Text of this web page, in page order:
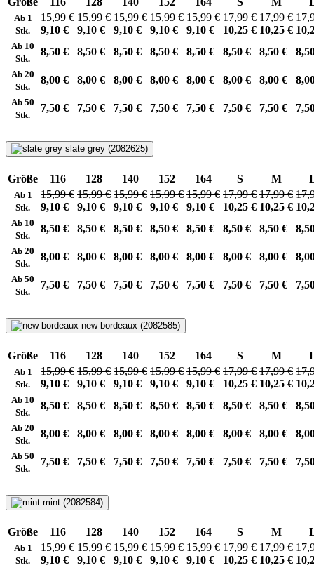
Ab 1
Stk.
15,99 €
9,10 €
15,99 €
9,10 €
15,99 €
9,10 €
15,99 €
9,10 €
15,99 €
9,10 €
17,99 €
10,25 €
17,99 €
10,25 €
Ab 10
Stk.
8,50 € 8,50 € 8,50 € 8,50 € 8,50 € 8,50 € 8,50 €
Ab 20
Stk.
8,00 € 8,00 € 8,00 € 8,00 € 8,00 € 8,00 € 8,00 €
Ab 50
Stk.
7,50 € 7,50 € 7,50 € 7,50 € 7,50 € 7,50 € 7,50 €
slate grey (2082625)
Größe 116 128 140 152 164 S M
Ab 1
Stk.
15,99 €
9,10 €
15,99 €
9,10 €
15,99 €
9,10 €
15,99 €
9,10 €
15,99 €
9,10 €
17,99 €
10,25 €
17,99 €
10,25 €
Ab 10
Stk.
8,50 € 8,50 € 8,50 € 8,50 € 8,50 € 8,50 € 8,50 €
Ab 20
Stk.
8,00 € 8,00 € 8,00 € 8,00 € 8,00 € 8,00 € 8,00 €
Ab 50
Stk.
7,50 € 7,50 € 7,50 € 7,50 € 7,50 € 7,50 € 7,50 €
new bordeaux (2082585)
Größe 116 128 140 152 164 S M
Ab 1
Stk.
15,99 €
9,10 €
15,99 €
9,10 €
15,99 €
9,10 €
15,99 €
9,10 €
15,99 €
9,10 €
17,99 €
10,25 €
17,99 €
10,25 €
Ab 10
Stk.
8,50 € 8,50 € 8,50 € 8,50 € 8,50 € 8,50 € 8,50 €
Ab 20
Stk.
8,00 € 8,00 € 8,00 € 8,00 € 8,00 € 8,00 € 8,00 €
Ab 50
Stk.
7,50 € 7,50 € 7,50 € 7,50 € 7,50 € 7,50 € 7,50 €
mint (2082584)
Größe 116 128 140 152 164 S M
Ab 1
Stk.
15,99 €
9,10 €
15,99 €
9,10 €
15,99 €
9,10 €
15,99 €
9,10 €
15,99 €
9,10 €
17,99 €
10,25 €
17,99 €
10,25 €